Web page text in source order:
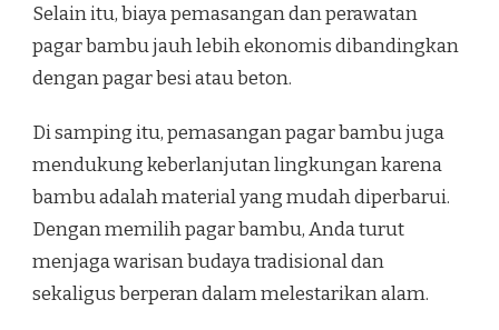
Selain itu, biaya pemasangan dan perawatan
pagar bambu jauh lebih ekonomis dibandingkan
dengan pagar besi atau beton.
Di samping itu, pemasangan pagar bambu juga
mendukung keberlanjutan lingkungan karena
bambu adalah material yang mudah diperbarui.
Dengan memilih pagar bambu, Anda turut
menjaga warisan budaya tradisional dan
sekaligus berperan dalam melestarikan alam.